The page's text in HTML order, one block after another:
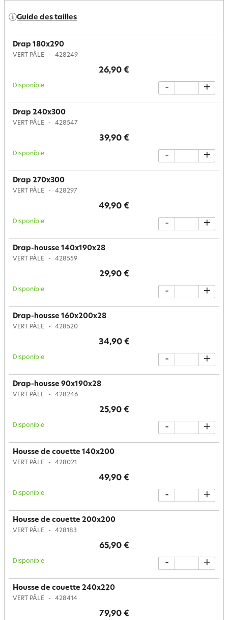
Guide des tailles
Drap 180x290
VERT PÂLE 428249
26,90 €
Disponible - +
Drap 240x300
VERT PÂLE 428547
39,90 €
Disponible - +
Drap 270x300
VERT PÂLE 428297
49,90 €
Disponible - +
Drap-housse 140x190x28
VERT PÂLE 428559
29,90 €
Disponible - +
Drap-housse 160x200x28
VERT PÂLE 428520
34,90 €
Disponible - +
Drap-housse 90x190x28
VERT PÂLE 428246
25,90 €
Disponible - +
Housse de couette 140x200
VERT PÂLE 428021
49,90 €
Disponible - +
Housse de couette 200x200
VERT PÂLE 428183
65,90 €
Disponible - +
Housse de couette 240x220
VERT PÂLE 428414
79,90 €